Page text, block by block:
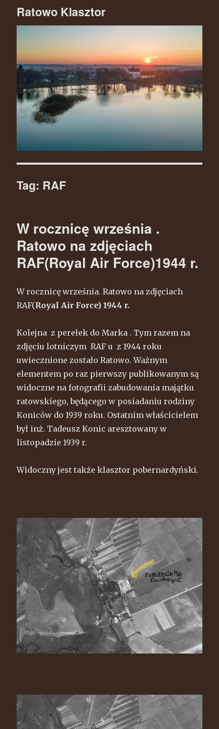
Ratowo Klasztor
Tag: RAF
W rocznicę września .
Ratowo na zdjęciach
RAF(Royal Air Force)1944 r.
W rocznicę września. Ratowo na zdjęciach
RAF(Royal Air Force) 1944 r.
Kolejna z perełek do Marka . Tym razem na
zdjęciu lotniczym RAF u z 1944 roku
uwiecznione zostało Ratowo. Ważnym
elementem po raz pierwszy publikowanym są
widoczne na fotografii zabudowania majątku
ratowskiego, będącego w posiadaniu rodziny
Koniców do 1939 roku. Ostatnim właścicielem
był inż. Tadeusz Konic aresztowany w
listopadzie 1939 r.
Widoczny jest także klasztor pobernardyński.